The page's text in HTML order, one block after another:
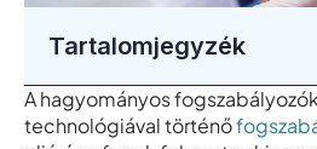
Tartalomjegyzék
A hagyományos
technológiával történő